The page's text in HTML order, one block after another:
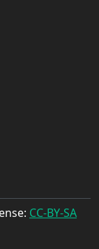
CC-BY-SA